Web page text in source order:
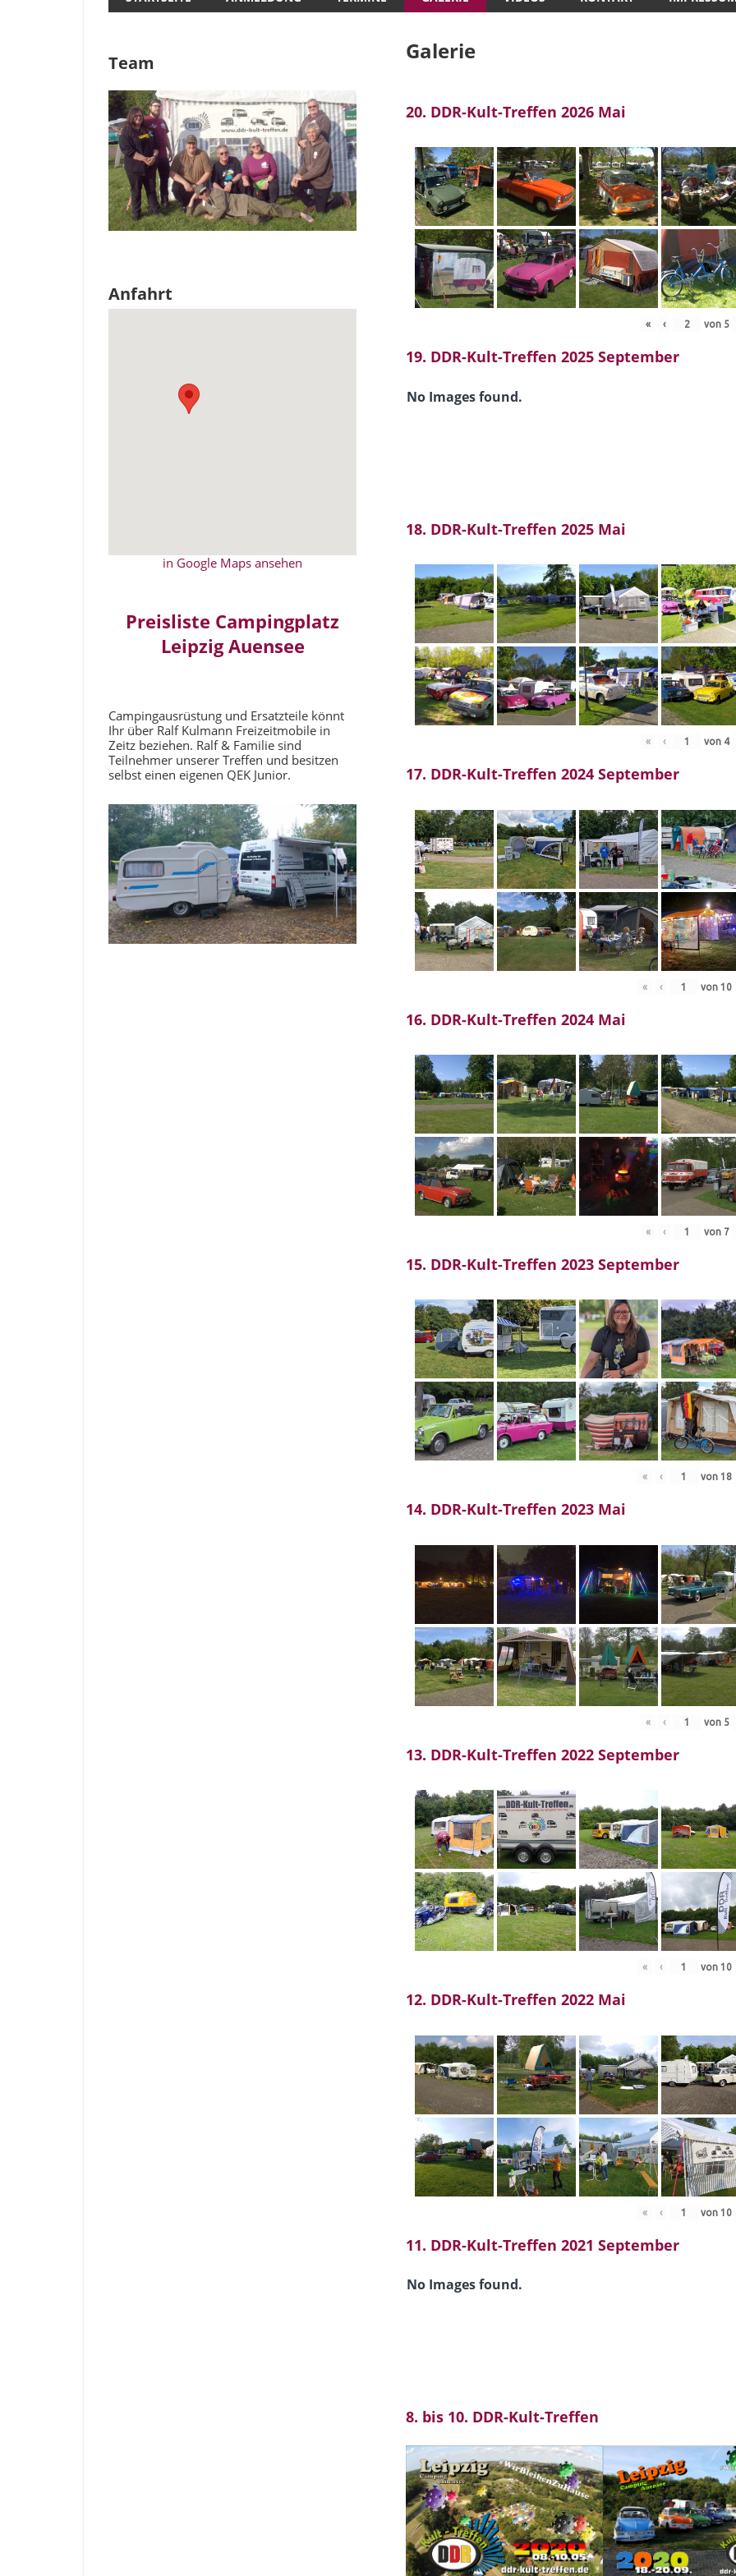
Galerie
20. DDR-Kult-Treffen 2026 Mai
« ‹ von 5
19. DDR-Kult-Treffen 2025 September
No Images found.
18. DDR-Kult-Treffen 2025 Mai
« ‹ von 4
17. DDR-Kult-Treffen 2024 September
« ‹ von10
16. DDR-Kult-Treffen 2024 Mai
« ‹ von 7
15. DDR-Kult-Treffen 2023 September
« ‹ von18
14. DDR-Kult-Treffen 2023 Mai
« ‹ von 5
13. DDR-Kult-Treffen 2022 September
« ‹ von10
12. DDR-Kult-Treffen 2022 Mai
« ‹ von10
11. DDR-Kult-Treffen 2021 September
No Images found.
8. bis 10. DDR-Kult-Treffen
Team
Anfahrt
in Google Maps ansehen
Preisliste Campingplatz
Leipzig Auensee
Campingausrüstung und Ersatzteile könnt
Ihr über Ralf Kulmann Freizeitmobile in
Zeitz beziehen. Ralf & Familie sind
Teilnehmer unserer Treffen und besitzen
selbst einen eigenen QEK Junior.